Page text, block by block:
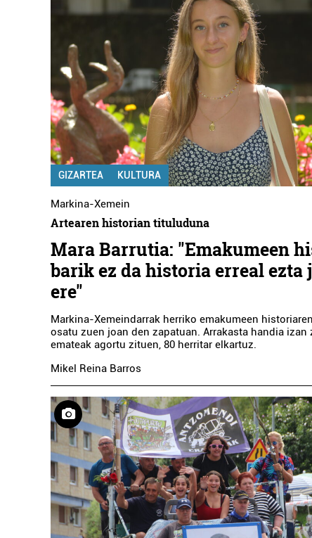
GIZARTEA KULTURA
Markina-Xemein
Artearen historian tituluduna
Mara Barrutia: "Emakumeen
barik ez da historia erreal ezta
ere"
Markina-Xemeindarrak herriko emakumeen
osatu zuen joan den zapatuan. Arrakasta handia izan
emateak agortu zituen, 80 herritar elkartuz.
Mikel Reina Barros